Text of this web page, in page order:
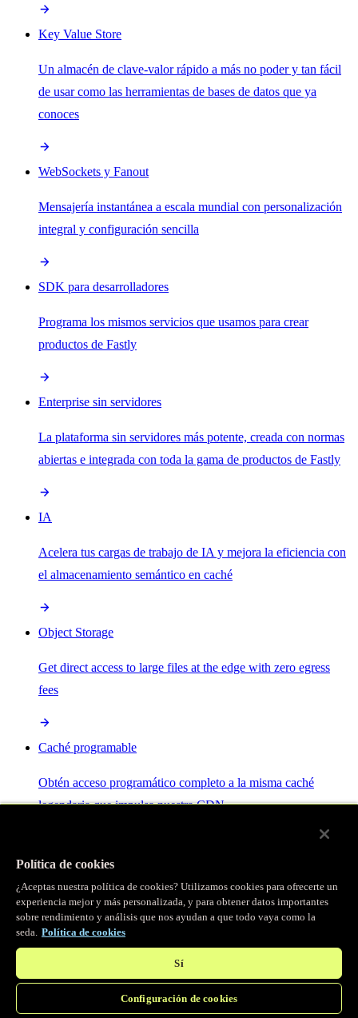
Key Value Store
Un almacén de clave-valor rápido a más no poder y tan fácil
de usar como las herramientas de bases de datos que ya
conoces
WebSockets y Fanout
Mensajería instantánea a escala mundial con personalización
integral y configuración sencilla
SDK para desarrolladores
Programa los mismos servicios que usamos para crear
productos de Fastly
Enterprise sin servidores
La plataforma sin servidores más potente, creada con normas
abiertas e integrada con toda la gama de productos de Fastly
IA
Acelera tus cargas de trabajo de IA y mejora la eficiencia con
el almacenamiento semántico en caché
Object Storage
Get direct access to large files at the edge with zero egress
fees
Caché programable
Obtén acceso programático completo a la misma caché
legendaria que impulsa nuestra CDN.
Servidor MCP
Control por IA para tus servicios Fastly.
Política de cookies
¿Aceptas nuestra política de cookies? Utilizamos cookies para ofrecerte un
experiencia mejor y más personalizada, y para obtener datos importantes
sobre rendimiento y análisis que nos ayudan a que todo vaya como la
seda. Política de cookies
Sí
Configuración de cookies